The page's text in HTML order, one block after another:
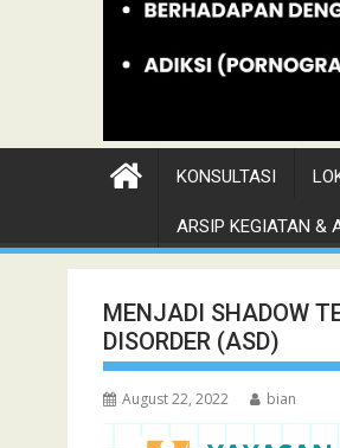
KONSULTASI
ARSIP KEGIATAN &
MENJADI SHADOW
DISORDER (ASD)
August 22, 2022 bian